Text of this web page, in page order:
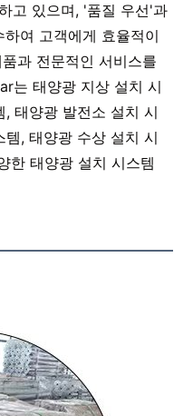
고 있으며, '품질 우선'과
여 고객에게 효율적이
과 전문적인 서비스를
는 태양광 지상 설치 시
태양광 발전소 설치 시
, 태양광 수상 설치 시
한 태양광 설치 시스템